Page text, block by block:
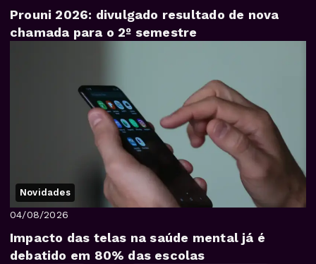
Prouni 2026: divulgado resultado de nova
chamada para o 2º semestre
Novidades
04/08/2026
Impacto das telas na saúde mental já é
debatido em 80% das escolas